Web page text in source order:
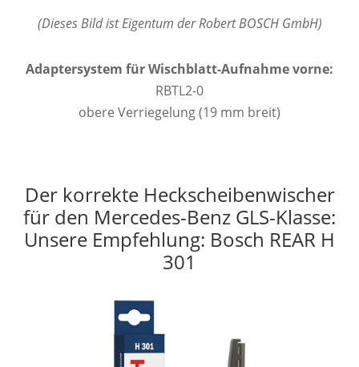
(Dieses Bild ist Eigentum der Robert BOSCH GmbH)
Adaptersystem für Wischblatt-Aufnahme vorne:
RBTL2-0
obere Verriegelung (19 mm breit)
Der korrekte Heckscheibenwischer
für den Mercedes-Benz GLS-Klasse:
Unsere Empfehlung: Bosch REAR H
301